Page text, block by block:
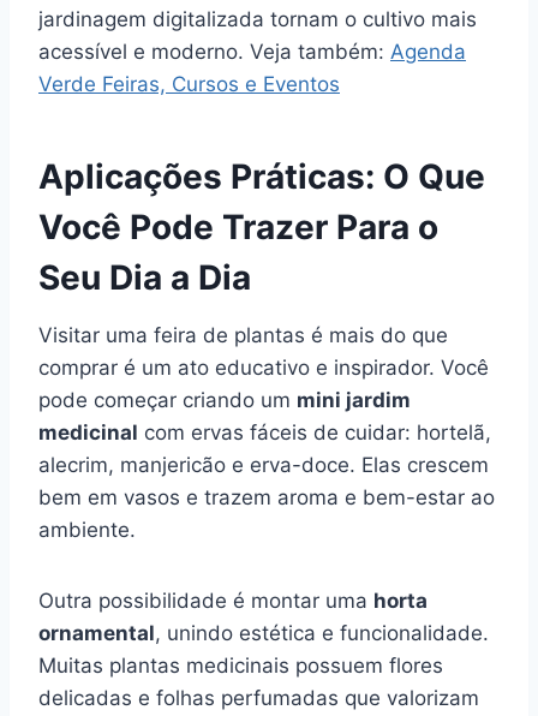
jardinagem digitalizada tornam o cultivo mais
acessível e moderno. Veja também: Agenda
Verde Feiras, Cursos e Eventos
Aplicações Práticas: O Que
Você Pode Trazer Para o
Seu Dia a Dia
Visitar uma feira de plantas é mais do que
comprar é um ato educativo e inspirador. Você
pode começar criando um mini jardim
medicinal com ervas fáceis de cuidar: hortelã,
alecrim, manjericão e erva-doce. Elas crescem
bem em vasos e trazem aroma e bem-estar ao
ambiente.
Outra possibilidade é montar uma horta
ornamental, unindo estética e funcionalidade.
Muitas plantas medicinais possuem flores
delicadas e folhas perfumadas que valorizam